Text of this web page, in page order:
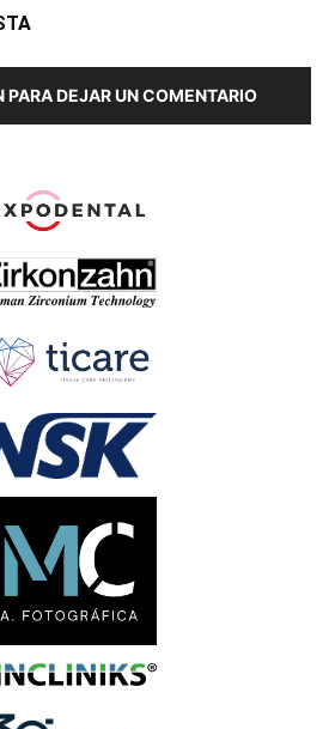
PARA DEJAR UN COMENTARIO